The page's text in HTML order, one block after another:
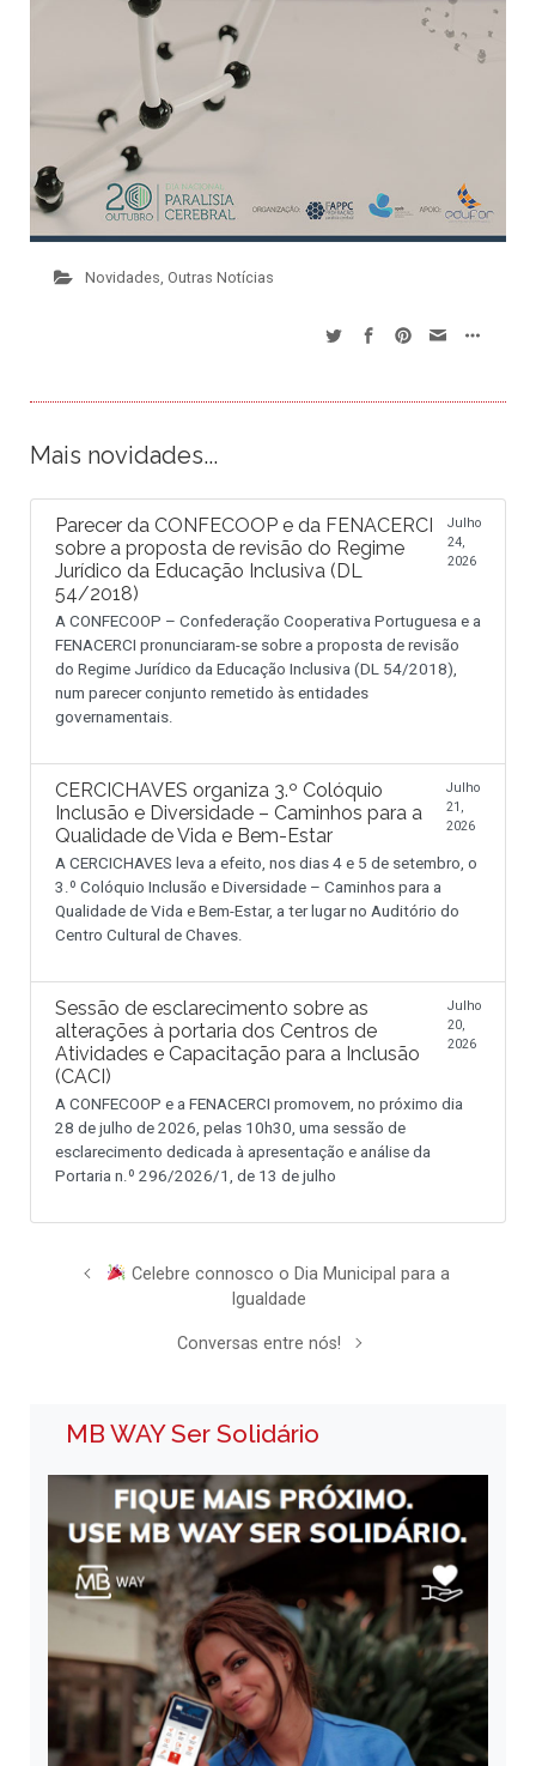
Novidades Outras Notícias
Mais novidades...
Parecer da CONFECOOP e da FENACERCI
sobre a proposta de revisão do Regime
Jurídico da Educação Inclusiva (DL
54/2018)
Julho
24,
2026
A CONFECOOP – Confederação Cooperativa Portuguesa e a
FENACERCI pronunciaram-se sobre a proposta de revisão
do Regime Jurídico da Educação Inclusiva (DL 54/2018),
num parecer conjunto remetido às entidades
governamentais.
CERCICHAVES organiza 3.º Colóquio
Inclusão e Diversidade – Caminhos para a
Qualidade de Vida e Bem-Estar
Julho
21,
2026
A CERCICHAVES leva a efeito, nos dias 4 e 5 de setembro, o
3.º Colóquio Inclusão e Diversidade – Caminhos para a
Qualidade de Vida e Bem-Estar, a ter lugar no Auditório do
Centro Cultural de Chaves.
Sessão de esclarecimento sobre as
alterações à portaria dos Centros de
Atividades e Capacitação para a Inclusão
(CACI)
Julho
20,
2026
A CONFECOOP e a FENACERCI promovem, no próximo dia
28 de julho de 2026, pelas 10h30, uma sessão de
esclarecimento dedicada à apresentação e análise da
Portaria n.º 296/2026/1, de 13 de julho
Celebre connosco o Dia Municipal para a
Igualdade
Conversas entre nós!
MB WAY Ser Solidário